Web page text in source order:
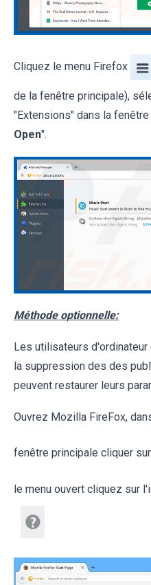
Cliquez le menu Firefox
de la fenêtre principale),
"Extensions" dans la
Open".
Méthode optionnelle:
Les utilisateurs
la suppression des des
peuvent restaurer leurs
Ouvrez Mozilla FireFox,
fenêtre principale cliquer
le menu ouvert cliquez sur